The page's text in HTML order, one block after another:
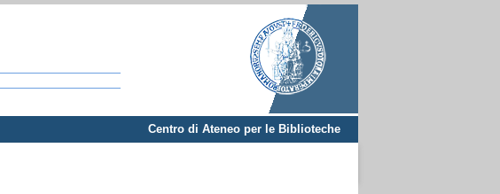
Centro di Ateneo per le Biblioteche